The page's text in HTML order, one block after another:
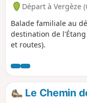
Départ à Vergèze
Balade familiale au
destination de
et routes).
Le Chemin